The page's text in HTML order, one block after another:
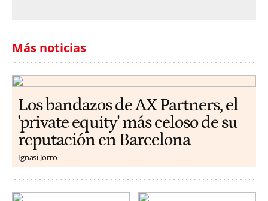
Más noticias
Los bandazos de AX Partners, el
'private equity' más celoso de su
reputación en Barcelona
Ignasi Jorro